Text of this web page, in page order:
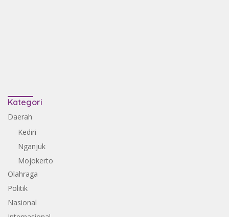
Kategori
Daerah
Kediri
Nganjuk
Mojokerto
Olahraga
Politik
Nasional